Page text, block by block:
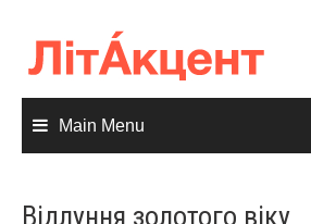
content
Main Menu
Відлуння золотого віку